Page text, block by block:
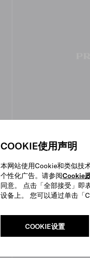
COOKIE使用声明
本网站使用Cookie和类似技
个性化广告。请参阅Cookie
同意。 点击「全部接受」即
设备上。 您可以通过单击「
COOKIE设置
Saffiano皮革公文包
HK$ 36,900
BLACKBAMBOO/CORK